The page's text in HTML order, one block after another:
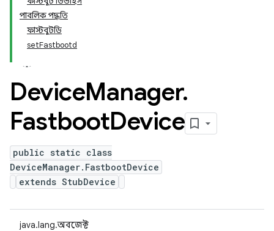
পাবলিক পদ্ধতি
ফাস্টবুটডি
setFastbootd
DeviceManager.
FastbootDevice
public static class
DeviceManager.FastbootDevice
extends StubDevice
java.lang.অবজেক্ট